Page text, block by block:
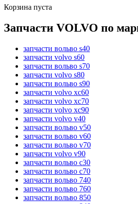
Корзина пуста
Запчасти VOLVO по
запчасти вольво s40
запчасти volvo s60
запчасти вольво s70
запчасти volvo s80
запчасти вольво s90
запчасти volvo xc60
запчасти volvo xc70
запчасти volvo xc90
запчасти volvo v40
запчасти вольво v50
запчасти вольво v60
запчасти вольво v70
запчасти volvo v90
запчасти вольво c30
запчасти вольво c70
запчасти вольво 740
запчасти вольво 760
запчасти вольво 850